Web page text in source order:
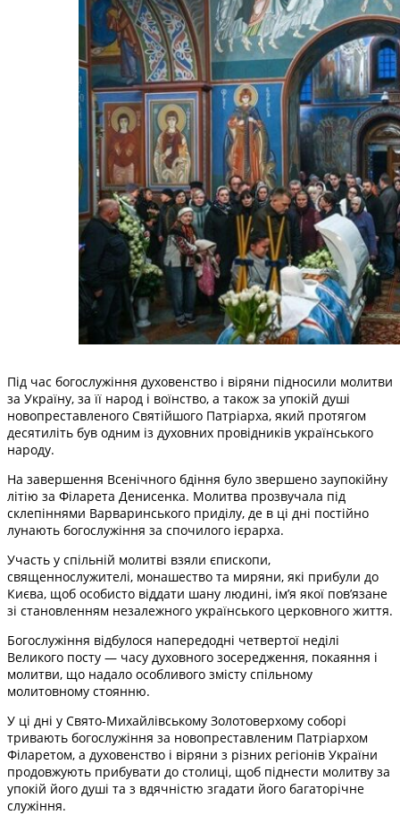
Під час богослужіння духовенство і віряни підносили молитви
за Україну, за її народ і воїнство, а також за упокій душі
новопреставленого Святійшого Патріарха, який протягом
десятиліть був одним із духовних провідників українського
народу.
На завершення Всенічного бдіння було звершено заупокійну
літію за Філарета Денисенка. Молитва прозвучала під
склепіннями Варваринського приділу, де в ці дні постійно
лунають богослужіння за спочилого ієрарха.
Участь у спільній молитві взяли єпископи,
священнослужителі, монашество та миряни, які прибули до
Києва, щоб особисто віддати шану людині, ім’я якої пов’язане
зі становленням незалежного українського церковного життя.
Богослужіння відбулося напередодні четвертої неділі
Великого посту — часу духовного зосередження, покаяння і
молитви, що надало особливого змісту спільному
молитовному стоянню.
У ці дні у Свято-Михайлівському Золотоверхому соборі
тривають богослужіння за новопреставленим Патріархом
Філаретом, а духовенство і віряни з різних регіонів України
продовжують прибувати до столиці, щоб піднести молитву за
упокій його душі та з вдячністю згадати його багаторічне
служіння.